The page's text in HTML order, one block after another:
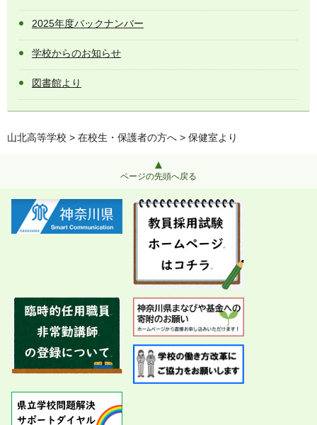
2025年度バックナンバー
学校からのお知らせ
図書館より
山北高等学校 > 在校生・保護者の方へ > 保健室より
ページの先頭へ戻る